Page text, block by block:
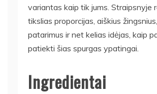
variantas kaip tik jums. Straipsnyje
tikslias proporcijas, aiškius
patarimus ir net kelias idėjas, kaip
patiekti šias spurgas ypatingai.
Ingredientai